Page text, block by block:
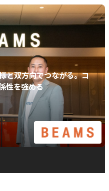
と双方向でつながる。コ
性を強める